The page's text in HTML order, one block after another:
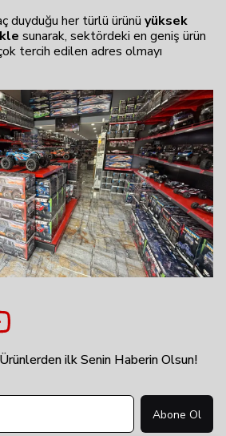
duyduğu her türlü ürünü yüksek
sunarak, sektördeki en geniş ürün
tercih edilen adres olmayı
ilk Senin Haberin Olsun!
Abone Ol